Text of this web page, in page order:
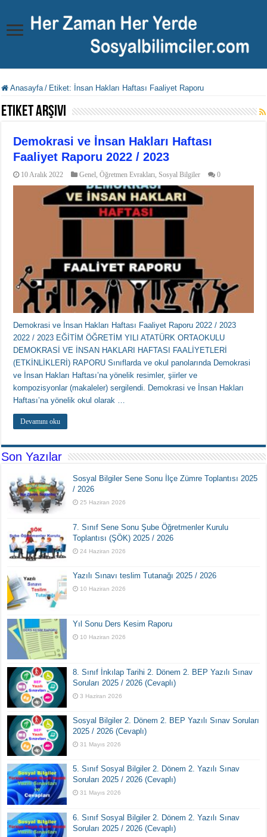
Anasayfa / Etiket: İnsan Hakları Haftası Faaliyet Raporu
Etiket Arşivi
Demokrasi ve İnsan Hakları Haftası
Faaliyet Raporu 2022 / 2023
10 Aralık 2022 Genel ,Öğretmen Evrakları Sosyal Bilgiler 0
Demokrasi ve İnsan Hakları Haftası Faaliyet Raporu 2022 / 2023
2022 / 2023 EĞİTİM ÖĞRETİM YILI ATATÜRK ORTAOKULU
DEMOKRASİ VE İNSAN HAKLARI HAFTASI FAALİYETLERİ
(ETKİNLİKLERİ) RAPORU Sınıflarda ve okul panolarında Demokrasi
ve İnsan Hakları Haftası’na yönelik resimler, şiirler ve
kompozisyonlar (makaleler) sergilendi. Demokrasi ve İnsan Hakları
Haftası’na yönelik okul olarak …
Devamını oku
Son Yazılar
Sosyal Bilgiler Sene Sonu İlçe Zümre Toplantısı 2025
/ 2026
25 Haziran 2026
7. Sınıf Sene Sonu Şube Öğretmenler Kurulu
Toplantısı (ŞÖK) 2025 / 2026
24 Haziran 2026
Yazılı Sınavı teslim Tutanağı 2025 / 2026
10 Haziran 2026
Yıl Sonu Ders Kesim Raporu
10 Haziran 2026
8. Sınıf İnkılap Tarihi 2. Dönem 2. BEP Yazılı Sınav
Soruları 2025 / 2026 (Cevaplı)
3 Haziran 2026
Sosyal Bilgiler 2. Dönem 2. BEP Yazılı Sınav Soruları
2025 / 2026 (Cevaplı)
31 Mayıs 2026
5. Sınıf Sosyal Bilgiler 2. Dönem 2. Yazılı Sınav
Soruları 2025 / 2026 (Cevaplı)
31 Mayıs 2026
6. Sınıf Sosyal Bilgiler 2. Dönem 2. Yazılı Sınav
Soruları 2025 / 2026 (Cevaplı)